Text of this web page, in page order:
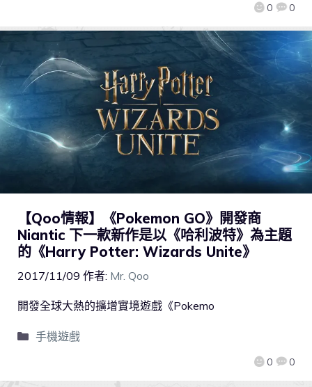
0 0
【Qoo情報】《Pokemon GO》開發商
Niantic 下一款新作是以《哈利波特》為主題
的《Harry Potter: Wizards Unite》
2017/11/09 作者: Mr. Qoo
0 0
開發全球大熱的擴增實境遊戲《Pokemo
手機遊戲